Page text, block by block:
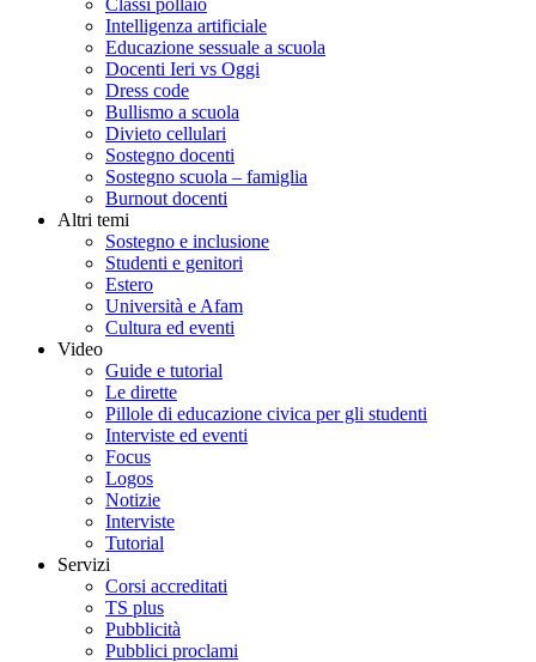
Classi pollaio
Intelligenza artificiale
Educazione sessuale a scuola
Docenti Ieri vs Oggi
Dress code
Bullismo a scuola
Divieto cellulari
Sostegno docenti
Sostegno scuola – famiglia
Burnout docenti
Altri temi
Sostegno e inclusione
Studenti e genitori
Estero
Università e Afam
Cultura ed eventi
Video
Guide e tutorial
Le dirette
Pillole di educazione civica per gli studenti
Interviste ed eventi
Focus
Logos
Notizie
Interviste
Tutorial
Servizi
Corsi accreditati
TS plus
Pubblicità
Pubblici proclami